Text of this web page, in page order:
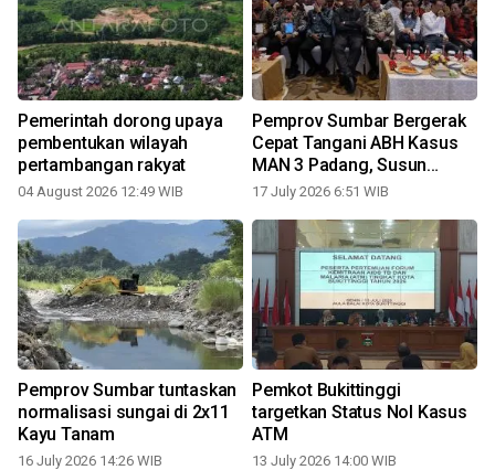
Pemerintah dorong upaya
pembentukan wilayah
pertambangan rakyat
04 August 2026 12:49 WIB
Pemprov Sumbar Bergerak
Cepat Tangani ABH Kasus
MAN 3 Padang, Susun
Rehabilitasi Terpadu Lintas
17 July 2026 6:51 WIB
Pemprov Sumbar tuntaskan
normalisasi sungai di 2x11
Kayu Tanam
16 July 2026 14:26 WIB
Pemkot Bukittinggi
targetkan Status Nol Kasus
ATM
13 July 2026 14:00 WIB